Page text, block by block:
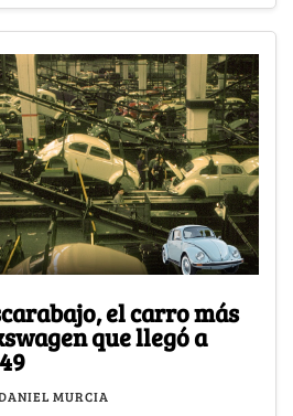
el carro más
que llegó a
MURCIA